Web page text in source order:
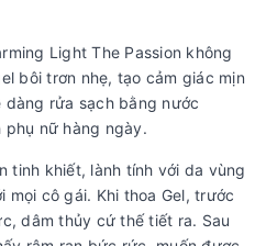
Light The Passion không
bôi trơn nhẹ, tạo cảm giác mịn
dàng rửa sạch bằng nước
nữ hàng ngày.
tinh khiết, lành tính với da vùng
mọi cô gái. Khi thoa Gel, trước
dâm thủy cứ thế tiết ra. Sau